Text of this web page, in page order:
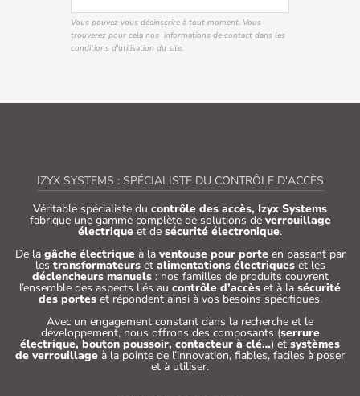
Vous pouvez vous désinscrire à tout moment. Vous
trouverez pour cela nos informations de contact dans les
conditions d'utilisation du site.
IZYX SYSTEMS : SPÉCIALISTE DU CONTRÔLE D'ACCÈS
Véritable spécialiste du contrôle des accès, Izyx Systems
fabrique une gamme complète de solutions de verrouillage
électrique et de sécurité électronique.
De la gâche électriqueà la ventouse pour porteen passant par
les transformateurset alimentations électriqueset les
déclencheurs manuels: nos familles de produits couvrent
l’ensemble des aspects liés au contrôle d’accès et à la sécurité
des porteset répondent ainsi à vos besoins spécifiques.
Avec un engagement constant dans la recherche et le
développement, nous offrons des composants (serrure
électrique, bouton poussoir, contacteur à clé…) et systèmes
de verrouillage à la pointe de l’innovation, fiables, faciles à poser
et à utiliser.